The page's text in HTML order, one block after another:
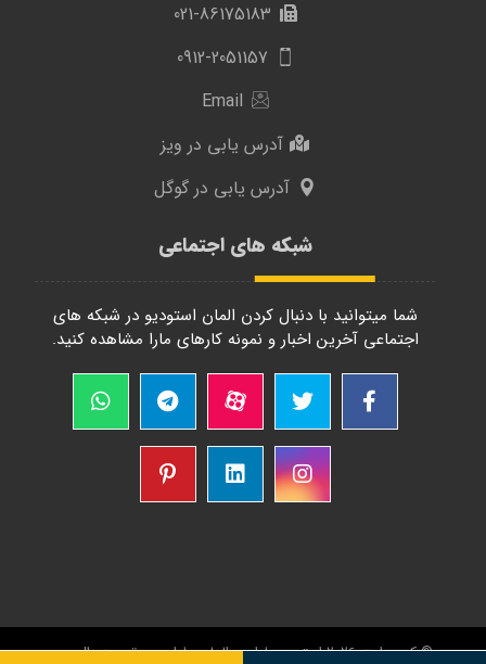
021-86175183
0912-2051157
Email
آدرس یابی در ویز
آدرس یابی در گوگل
شبکه های اجتماعی
شما میتوانید با دنبال کردن المان استودیو در شبکه های
اجتماعی آخرین اخبار و نمونه کارهای مارا مشاهده کنید.
© کپی رایت 2026 استودیو طراحی اِلمان. طراحی و توسعه دال وب